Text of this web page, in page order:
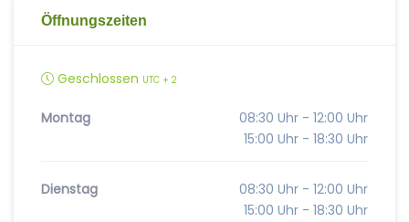
Öffnungszeiten
Geschlossen UTC + 2
Montag
08:30 Uhr - 12:00 Uhr
15:00 Uhr - 18:30 Uhr
Dienstag
08:30 Uhr - 12:00 Uhr
15:00 Uhr - 18:30 Uhr